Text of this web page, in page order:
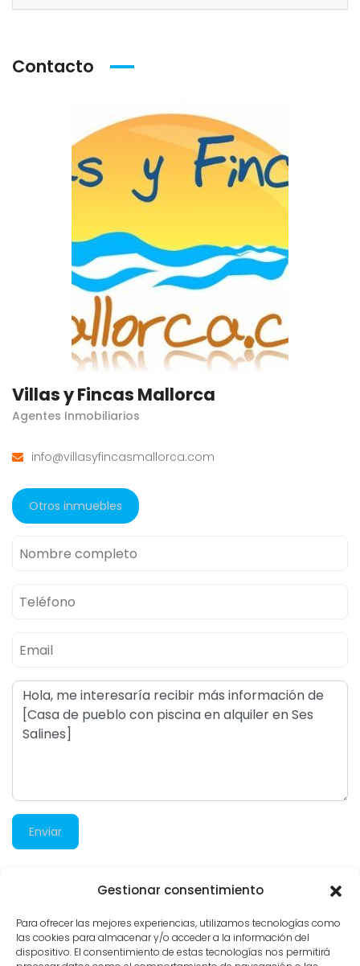
Gestionar consentimiento
Para ofrecer las mejores experiencias, utilizamos tecnologías como
las cookies para almacenar y/o acceder a la información del
dispositivo. El consentimiento de estas tecnologías nos permitirá
Contacto
Villas y Fincas Mallorca
Agentes Inmobiliarios
info@villasyfincasmallorca.com
Otros inmuebles
Enviar
2.545 visitas